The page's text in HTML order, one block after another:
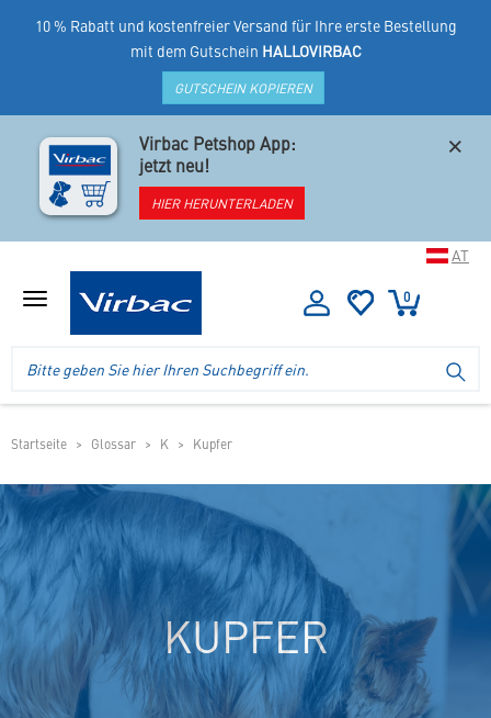
10 % Rabatt und kostenfreier Versand für Ihre erste Bestellung
mit dem Gutschein HALLOVIRBAC
GUTSCHEIN KOPIEREN
Virbac Petshop App:
jetzt neu!
HIER HERUNTERLADEN
×
AT
Menü
Virbac
Ihr
Shop
spezielles
Tierfutter
0
Header
mobilen
Startseite Glossar K Kupfer
KUPFER